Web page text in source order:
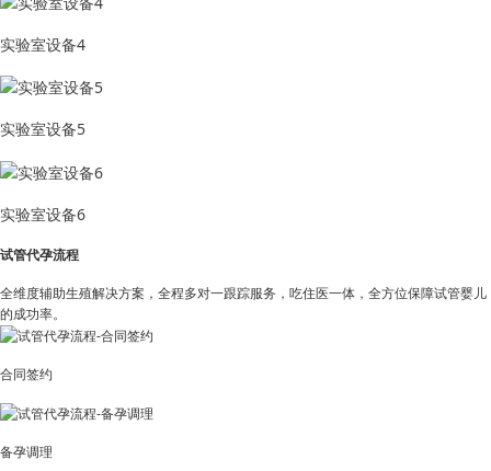
实验室设备4
实验室设备5
实验室设备6
试管代孕流程
全维度辅助生殖解决方案，全程多对一跟踪服务，吃住医一体，全方位保障试管婴儿
的成功率。
合同签约
备孕调理